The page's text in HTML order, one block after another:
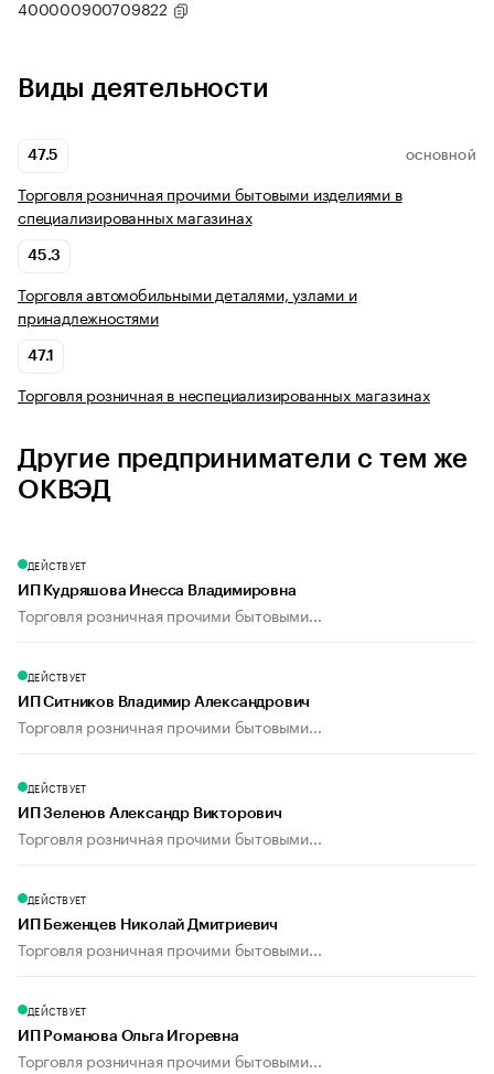
400000900709822
Виды деятельности
47.5 ОСНОВНОЙ
Торговля розничная прочими бытовыми изделиями в
специализированных магазинах
45.3
Торговля автомобильными деталями, узлами и
принадлежностями
47.1
Торговля розничная в неспециализированных магазинах
Другие предприниматели с тем же
ОКВЭД
ДЕЙСТВУЕТ
ИП Кудряшова Инесса Владимировна
Торговля розничная прочими бытовыми...
ДЕЙСТВУЕТ
ИП Ситников Владимир Александрович
Торговля розничная прочими бытовыми...
ДЕЙСТВУЕТ
ИП Зеленов Александр Викторович
Торговля розничная прочими бытовыми...
ДЕЙСТВУЕТ
ИП Беженцев Николай Дмитриевич
Торговля розничная прочими бытовыми...
ДЕЙСТВУЕТ
ИП Романова Ольга Игоревна
Торговля розничная прочими бытовыми...